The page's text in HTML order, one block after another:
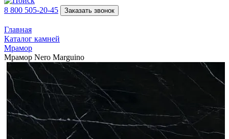
8 800 505-20-45 Заказать звонок
Главная
Каталог камней
Мрамор
Мрамор Nero Marguino